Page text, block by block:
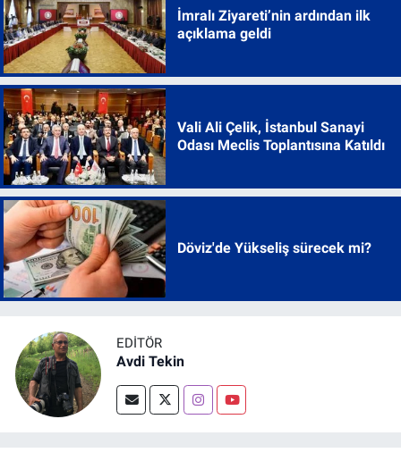
İmralı Ziyareti’nin ardından ilk
açıklama geldi
Vali Ali Çelik, İstanbul Sanayi
Odası Meclis Toplantısına Katıldı
Döviz'de Yükseliş sürecek mi?
EDITÖR
Avdi Tekin